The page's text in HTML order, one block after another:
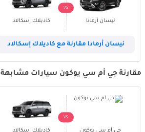
نيسان أرمادا
VS
كاديلاك إسكالاد
نيسان أرمادا مقارنة مع كاديلاك إسكالاد
مقارنة جي أم سي يوكون سيارات مشابهة
جي أم سي يوكون
VS
كاديلاك إسكالاد